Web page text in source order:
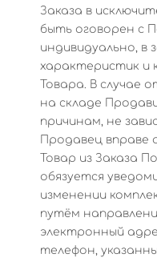
Заказа в
быть оговорен с
индивидуально, в
характеристик и
Товара. В случае
на складе
причинам, не
Продавец вправе
Товар из Заказа
обязуется
изменении
путём
электронный
телефон,